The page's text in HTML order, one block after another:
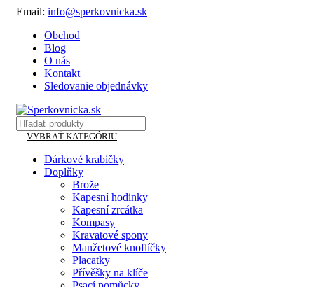
Email: info@sperkovnicka.sk
Obchod
Blog
O nás
Kontakt
Sledovanie objednávky
VYBRAŤ KATEGÓRIU
Dárkové krabičky
Doplňky
Brože
Kapesní hodinky
Kapesní zrcátka
Kompasy
Kravatové spony
Manžetové knoflíčky
Placatky
Přívěšky na klíče